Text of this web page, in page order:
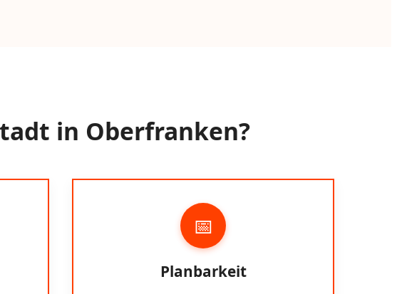
in Oberfranken?
📅
Planbarkeit